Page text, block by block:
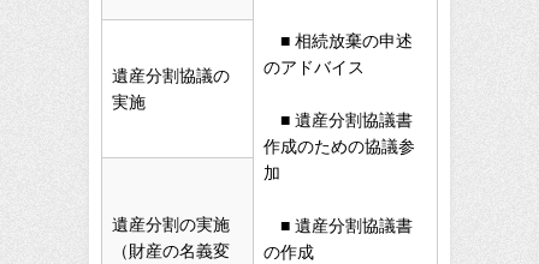
■ 相続放棄の申述
のアドバイス
■ 遺産分割協議書
作成のための協議参
加
■ 遺産分割協議書
の作成
遺産分割協議の
実施
遺産分割の実施
（財産の名義変